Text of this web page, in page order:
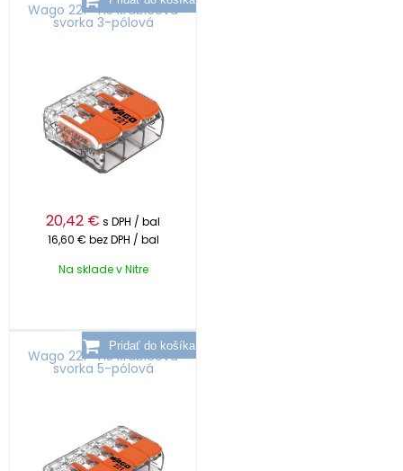
Wago 221-413 krabicová
svorka 3-pólová
20,42 € s DPH / bal
16,60 € bez DPH / bal
Na sklade v Nitre
Wago 221-415 krabicová
svorka 5-pólová